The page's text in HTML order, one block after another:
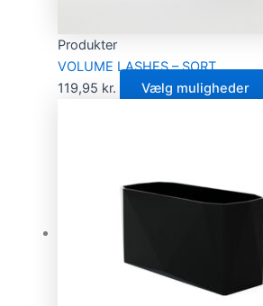
Produkter
VOLUME LASHES – SORT
119,95 kr. Vælg muligheder